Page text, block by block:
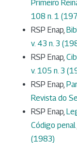
Primeiro
108 n. 1
RSP Enap,
v. 43 n. 3
RSP Enap,
v. 105 n. 3
RSP Enap,
Revista do
RSP Enap,
Código penal
(1983)